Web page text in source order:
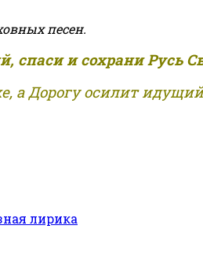
песен.
спаси и сохрани Русь
а Дорогу осилит
лирика